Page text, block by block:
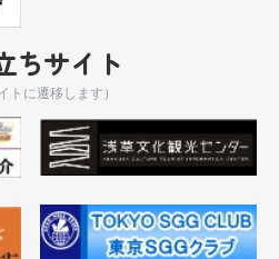
ちサイト
トに遷移します）